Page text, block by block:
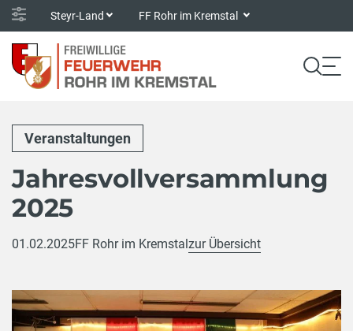
Steyr-Land FF Rohr im Kremstal
Veranstaltungen
Jahresvollversammlung
2025
01.02.2025FF Rohr im Kremstal zur Übersicht